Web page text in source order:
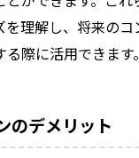
を理解し、将来の
際に活用できます。
のデメリット